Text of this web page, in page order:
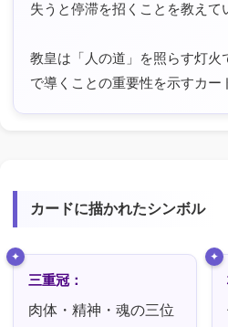
失うと停滞を招くことを教えて
教皇は「人の道」を照らす灯火
で導くことの重要性を示すカー
カードに描かれたシンボル
三重冠：
肉体・精神・魂の三位